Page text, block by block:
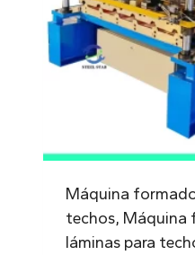
Máquina
techos, Máquina
láminas para